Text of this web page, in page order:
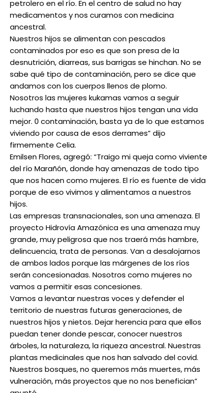
petrolero en el río. En el centro de salud no hay
medicamentos y nos curamos con medicina
ancestral.
Nuestros hijos se alimentan con pescados
contaminados por eso es que son presa de la
desnutrición, diarreas, sus barrigas se hinchan. No se
sabe qué tipo de contaminación, pero se dice que
andamos con los cuerpos llenos de plomo.
Nosotros las mujeres kukamas vamos a seguir
luchando hasta que nuestros hijos tengan una vida
mejor. 0 contaminación, basta ya de lo que estamos
viviendo por causa de esos derrames” dijo
firmemente Celia.
Emilsen Flores, agregó: “Traigo mi queja como viviente
del río Marañón, donde hay amenazas de todo tipo
que nos hacen como mujeres. El río es fuente de vida
porque de eso vivimos y alimentamos a nuestros
hijos.
Las empresas transnacionales, son una amenaza. El
proyecto Hidrovía Amazónica es una amenaza muy
grande, muy peligrosa que nos traerá más hambre,
delincuencia, trata de personas. Van a desalojarnos
de ambos lados porque las márgenes de los ríos
serán concesionadas. Nosotros como mujeres no
vamos a permitir esas concesiones.
Vamos a levantar nuestras voces y defender el
territorio de nuestras futuras generaciones, de
nuestros hijos y nietos. Dejar herencia para que ellos
puedan tener donde pescar, conocer nuestros
árboles, la naturaleza, la riqueza ancestral. Nuestras
plantas medicinales que nos han salvado del covid.
Nuestros bosques, no queremos más muertes, más
vulneración, más proyectos que no nos benefician”